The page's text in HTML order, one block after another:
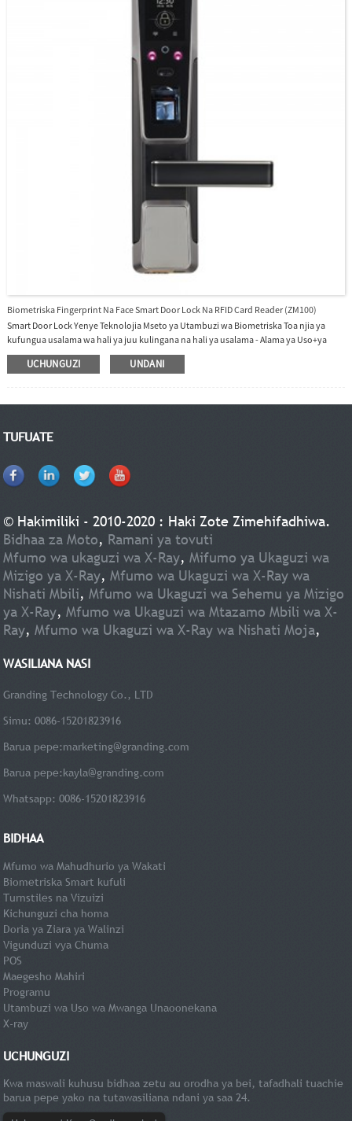
Biometriska Fingerprint Na Face Smart Door Lock Na RFID Card Reader (ZM100)
Smart Door Lock Yenye Teknolojia Mseto ya Utambuzi wa Biometriska Toa njia ya
kufungua usalama wa hali ya juu kulingana na hali ya usalama - Alama ya Uso+ya
Kidole.Muundo unaoweza kugeuzwa ili kutoshea mwelekeo wote wa milango iliyo
wazi.Betri ya lithiamu inayoweza kuchajiwa tena.
UCHUNGUZI UNDANI
TUFUATE
© Hakimiliki - 2010-2020 : Haki Zote Zimehifadhiwa.
Bidhaa za Moto, Ramani ya tovuti
Mfumo wa ukaguzi wa X-Ray,Mifumo ya Ukaguzi wa
Mizigo ya X-Ray,Mfumo wa Ukaguzi wa X-Ray wa
Nishati Mbili,Mfumo wa Ukaguzi wa Sehemu ya Mizigo
ya X-Ray,Mfumo wa Ukaguzi wa Mtazamo Mbili wa X-
Ray,Mfumo wa Ukaguzi wa X-Ray wa Nishati Moja,
WASILIANA NASI
Granding Technology Co., LTD
Simu: 0086-15201823916
Barua pepe:marketing@granding.com
Barua pepe:kayla@granding.com
Whatsapp: 0086-15201823916
BIDHAA
Mfumo wa Mahudhurio ya Wakati
Biometriska Smart kufuli
Turnstiles na Vizuizi
Kichunguzi cha homa
Doria ya Ziara ya Walinzi
Vigunduzi vya Chuma
POS
Maegesho Mahiri
Programu
Utambuzi wa Uso wa Mwanga Unaoonekana
X-ray
UCHUNGUZI
Kwa maswali kuhusu bidhaa zetu au orodha ya bei, tafadhali tuachie
barua pepe yako na tutawasiliana ndani ya saa 24.